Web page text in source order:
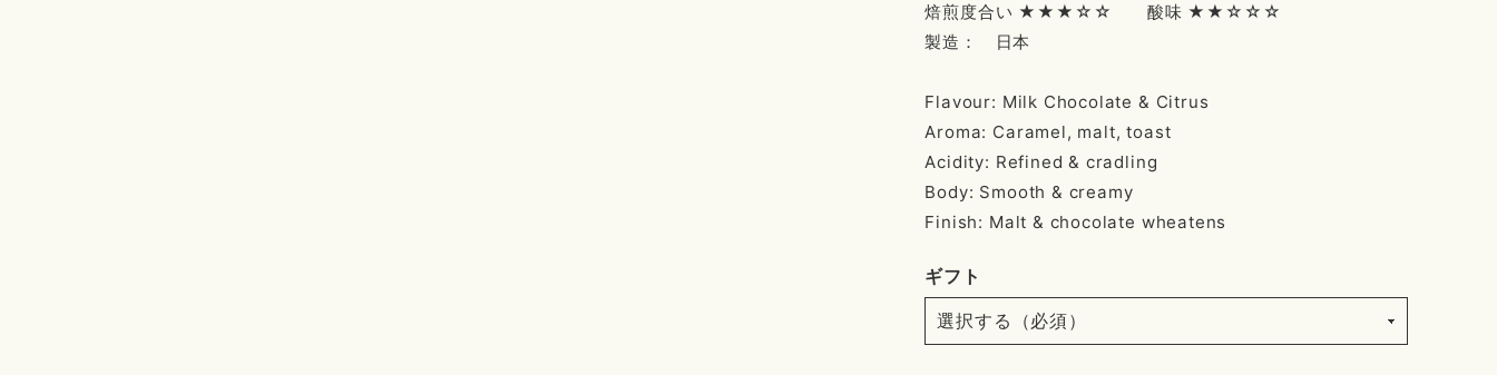
焙煎度合い ★★★☆☆ 酸味 ★★☆☆☆
製造： 日本
Flavour: Milk Chocolate & Citrus
Aroma: Caramel, malt, toast
Acidity: Refined & cradling
Body: Smooth & creamy
Finish: Malt & chocolate wheatens
ギフト